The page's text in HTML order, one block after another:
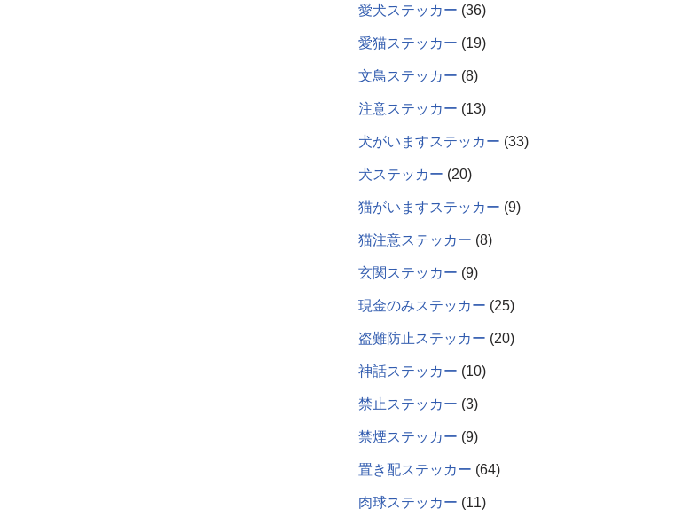
愛犬ステッカー 36
愛猫ステッカー 19
文鳥ステッカー 8
注意ステッカー 13
犬がいますステッカー 33
犬ステッカー 20
猫がいますステッカー 9
猫注意ステッカー 8
玄関ステッカー 9
現金のみステッカー 25
盗難防止ステッカー 20
神話ステッカー 10
禁止ステッカー 3
禁煙ステッカー 9
置き配ステッカー 64
肉球ステッカー 11